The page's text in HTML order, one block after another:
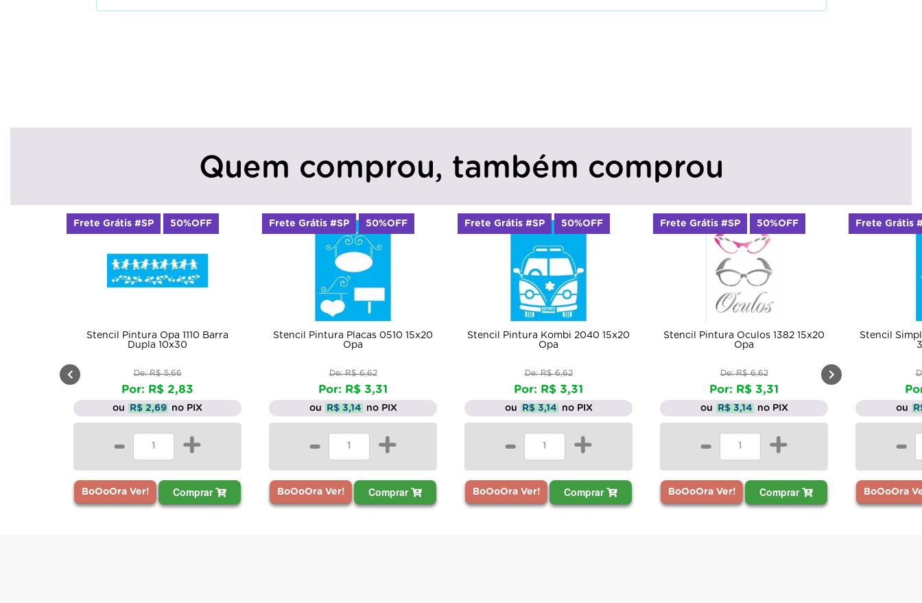
Quem comprou, também comprou
Stencil Pintura Opa 1110 Barra
Dupla 10x30
De: R$ 5,66
Por: R$ 2,83
ou R$ 2,69 no PIX
- +
BoOoOra Ver! Comprar
Frete Grátis #SP 50%OFF
Stencil Pintura Placas 0510 15x20
Opa
De: R$ 6,62
Por: R$ 3,31
ou R$ 3,14 no PIX
- +
BoOoOra Ver! Comprar
Frete Grátis #SP 50%OFF
Stencil Pintura Kombi 2040 15x20
Opa
De: R$ 6,62
Por: R$ 3,31
ou R$ 3,14 no PIX
- +
BoOoOra Ver! Comprar
Frete Grátis #SP 50%OFF
Stencil Pintura Oculos 1382 15x20
Opa
De: R$ 6,62
Por: R$ 3,31
ou R$ 3,14 no PIX
- +
BoOoOra Ver! Comprar
Frete Grátis #SP 50%OFF
Stencil
ou
-
BoOoOra
Frete Grátis